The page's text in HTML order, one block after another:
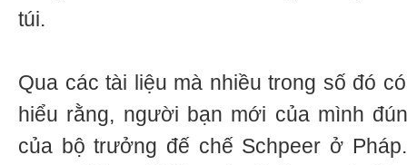
túi.
Qua các tài liệu mà nhiều trong số đó
hiểu rằng, người bạn mới của mình
của bộ trưởng đế chế Schpeer ở